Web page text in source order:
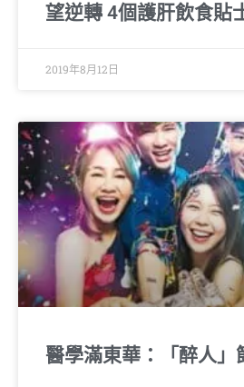
望逆轉 4個護肝飲食貼
2019年8月12日
醫學滿東華：「醉人」